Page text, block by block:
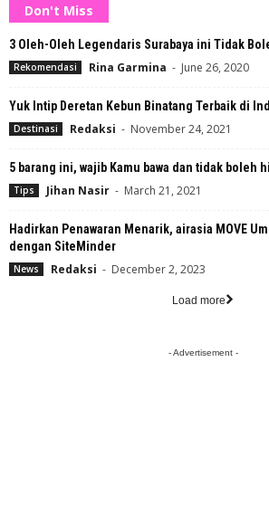
Don't Miss
3 Oleh-Oleh Legendaris Surabaya ini Tidak
Rekomendasi Rina Garmina - June 26, 2020
Yuk Intip Deretan Kebun Binatang Terbaik di
Destinasi Redaksi - November 24, 2021
5 barang ini, wajib Kamu bawa dan tidak boleh
Tips Jihan Nasir - March 21, 2021
Hadirkan Penawaran Menarik, airasia MOVE
dengan SiteMinder
News Redaksi - December 2, 2023
Load more
- Advertisement -